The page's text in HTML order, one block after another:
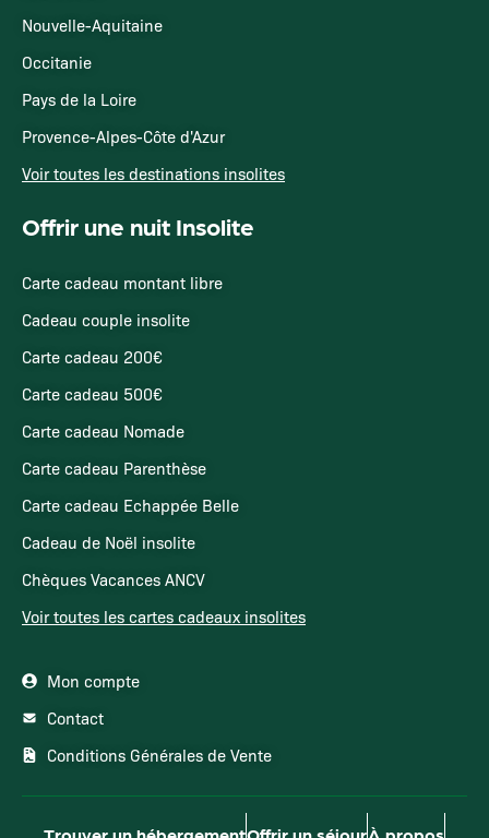
Nouvelle-Aquitaine
Occitanie
Pays de la Loire
Provence-Alpes-Côte d'Azur
Voir toutes les destinations insolites
Offrir une nuit Insolite
Carte cadeau montant libre
Cadeau couple insolite
Carte cadeau 200€
Carte cadeau 500€
Carte cadeau Nomade
Carte cadeau Parenthèse
Carte cadeau Echappée Belle
Cadeau de Noël insolite
Chèques Vacances ANCV
Voir toutes les cartes cadeaux insolites
Mon compte
Contact
Conditions Générales de Vente